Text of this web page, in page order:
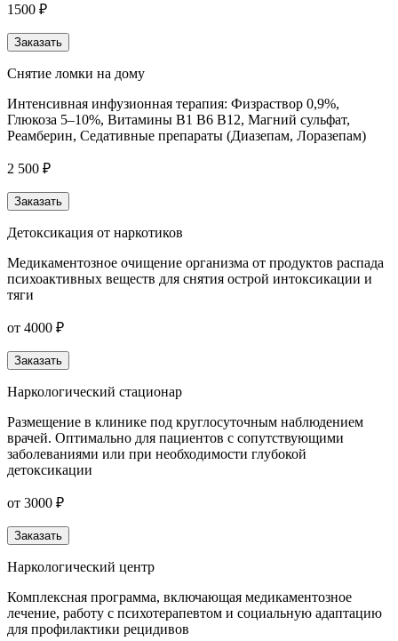
1500 ₽
Заказать
Снятие ломки на дому
Интенсивная инфузионная терапия: Физраствор 0,9%,
Глюкоза 5–10%, Витамины B1 B6 B12, Магний сульфат,
Реамберин, Седативные препараты (Диазепам, Лоразепам)
2 500 ₽
Заказать
Детоксикация от наркотиков
Медикаментозное очищение организма от продуктов распада
психоактивных веществ для снятия острой интоксикации и
тяги
от 4000 ₽
Заказать
Наркологический стационар
Размещение в клинике под круглосуточным наблюдением
врачей. Оптимально для пациентов с сопутствующими
заболеваниями или при необходимости глубокой
детоксикации
от 3000 ₽
Заказать
Наркологический центр
Комплексная программа, включающая медикаментозное
лечение, работу с психотерапевтом и социальную адаптацию
для профилактики рецидивов